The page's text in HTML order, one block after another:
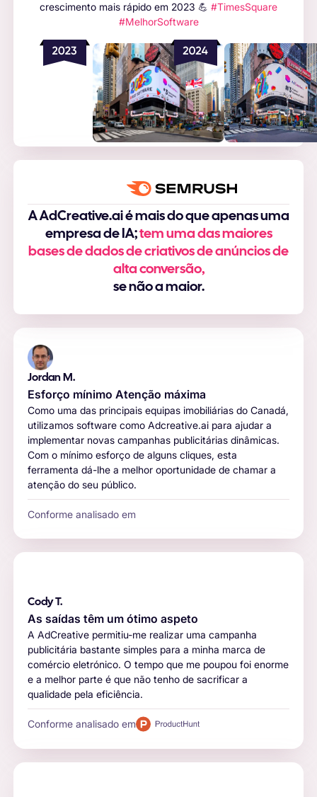
crescimento mais rápido em 2023 💪 #TimesSquare
#MelhorSoftware
A AdCreative.ai é mais do que apenas uma
empresa de IA;tem uma das maiores
bases de dados de criativos de anúncios de
alta conversão,
se não a maior.
Jordan M.
Esforço mínimo Atenção máxima
Como uma das principais equipas imobiliárias do Canadá,
utilizamos software como Adcreative.ai para ajudar a
implementar novas campanhas publicitárias dinâmicas.
Com o mínimo esforço de alguns cliques, esta
ferramenta dá-lhe a melhor oportunidade de chamar a
atenção do seu público.
Conforme analisado em
Cody T.
As saídas têm um ótimo aspeto
A AdCreative permitiu-me realizar uma campanha
publicitária bastante simples para a minha marca de
comércio eletrónico. O tempo que me poupou foi enorme
e a melhor parte é que não tenho de sacrificar a
qualidade pela eficiência.
Conforme analisado em